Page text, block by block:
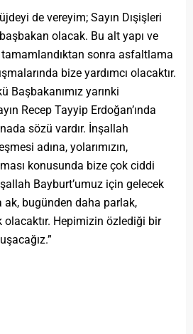
de vereyim; Sayın Dışişleri
olacak. Bu alt yapı ve
tamamlandıktan sonra asfaltlama
bize yardımcı olacaktır.
Başbakanımız yarınki
Recep Tayyip Erdoğan’ında
sözü vardır. İnşallah
adına, yolarımızın,
konusunda bize çok ciddi
Bayburt’umuz için gelecek
bugünden daha parlak,
olacaktır. Hepimizin özlediği bir